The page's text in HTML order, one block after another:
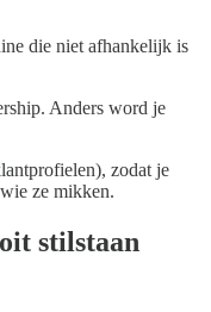
die niet afhankelijk is
Anders word je
zodat je
ze mikken.
stilstaan